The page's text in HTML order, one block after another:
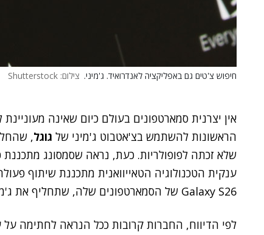
חיפוש צ'טים גם באפליקציה לאנדרואיד. ג'מיני. צילום: Shutterstock
אין יצרנית סמארטפונים בעולם כיום שאינה
הראשונות להשתמש בצ'אטבוט ג'מיני של גוגל,
שלא זכתה לפופולריות. כעת, נראה שסמסונג
ענקית הטכנולוגיה הטאייוואנית מתכננת שיתוף
Galaxy S26 של הסמארטפונים שלה, שתחליף את ג'מיני.
לפי הדיווח, החברות קרובות ככל הנראה לחתימה